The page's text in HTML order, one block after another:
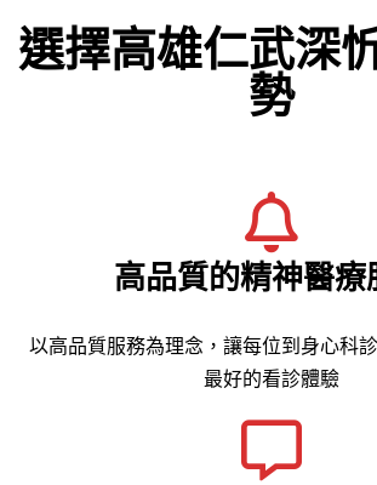
選擇高雄仁武深
勢
高品質的精神醫療
以高品質服務為理念，讓每位到身心科
最好的看診體驗